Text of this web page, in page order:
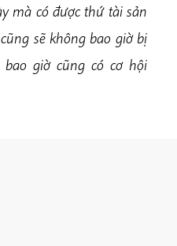
mà có được thứ tài sản
sẽ không bao giờ bị
giờ cũng có cơ hội